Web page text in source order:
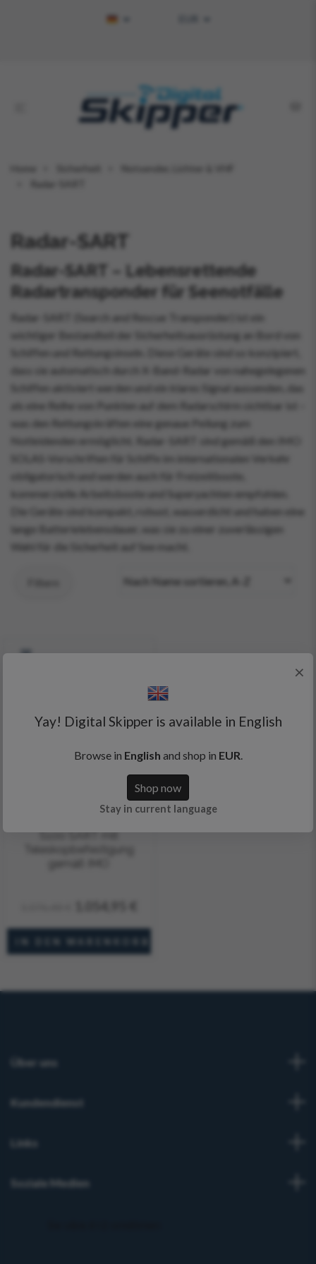
Radar-SART
Radar-SART – Lebensrettende
Radartransponder für Seenotfälle
Radar-SART (Search and Rescue Transponder) ist ein
wichtiger Bestandteil der Sicherheitsausrüstung an Bord von
Schiffen und Rettungsinseln. Diese Geräte sind so konzipiert,
dass sie automatisch durch X-Band-Radar von nahegelegenen
Schiffen aktiviert werden und ein klares Signal aussenden, das
als eine Reihe von Punkten auf dem Radarschirm sichtbar ist –
was den Rettungskräften eine genaue Peilung zum
Notleidenden ermöglicht. Radar-SART sind gemäß den IMO
SOLAS-Vorschriften für Schiffe im internationalen Verkehr
obligatorisch und werden auch für Freizeitboote,
kommerzielle Arbeitsboote und Superyachten empfohlen.
Die Geräte sind kompakt, robust, wasserdicht und haben eine
lange Batterielebensdauer, was sie zu einer zuverlässigen
Wahl für die Sicherheit auf See macht.
S100 SART mit
Über uns
Kundendienst
Links
Soziale Medien
×
Yay! Digital Skipper is available in English
Browse in English and shop in EUR
Shop now
Stay in current language